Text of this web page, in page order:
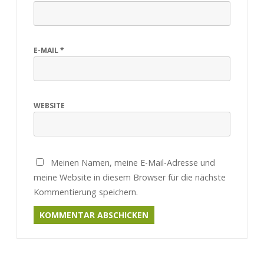
E-MAIL*
WEBSITE
Meinen Namen, meine E-Mail-Adresse und
meine Website in diesem Browser für die nächste
Kommentierung speichern.